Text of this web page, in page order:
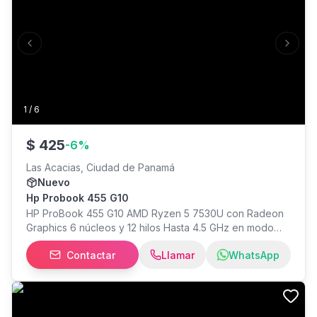
1 / 6
Previous slide Next
$ 425-6%
Las Acacias, Ciudad de Panamá
Nuevo
Hp Probook 455 G10
HP ProBook 455 G10 AMD Ryzen 5 7530U con Radeon
Graphics 6 núcleos y 12 hilos Hasta 4.5 GHz en modo
turbo 16 GB RAM DDR4 3200 MHz SSD de 512 GB (477
GB utilizables) Pantalla de 15.6" Windows 11 Gráficos
AMD Radeon integrados
Contactar Llamar WhatsApp